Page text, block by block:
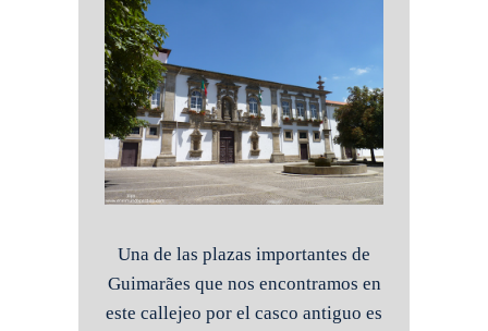
Una de las plazas importantes de
Guimarães que nos encontramos en
este callejeo por el casco antiguo es